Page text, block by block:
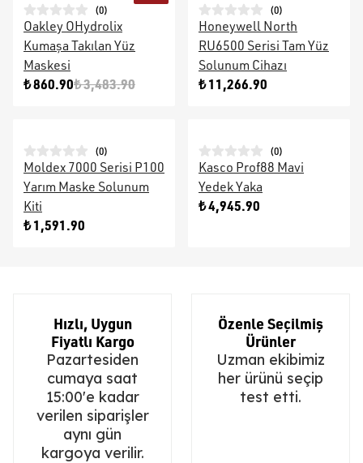
(0)
Oakley OHydrolix
Kumaşa Takılan Yüz
Maskesi
₺ 860.90₺ 3,483.90
(0)
Honeywell North
RU6500 Serisi Tam Yüz
Solunum Cihazı
₺ 11,266.90
(0)
Moldex 7000 Serisi P100
Yarım Maske Solunum
Kiti
₺ 1,591.90
(0)
Kasco Prof88 Mavi
Yedek Yaka
₺ 4,945.90
Hızlı, Uygun
Fiyatlı Kargo
Pazartesiden
cumaya saat
15:00'e kadar
verilen siparişler
aynı gün
kargoya verilir.
Özenle Seçilmiş
Ürünler
Uzman ekibimiz
her ürünü seçip
test etti.